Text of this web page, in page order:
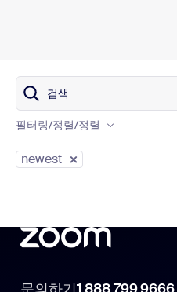
검색
필터링/정렬/정렬
Product
Content type
newest